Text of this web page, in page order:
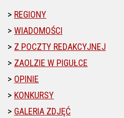
REGIONY
WIADOMOŚCI
Z POCZTY REDAKCYJNEJ
ZAOLZIE W PIGUŁCE
OPINIE
KONKURSY
GALERIA ZDJĘĆ